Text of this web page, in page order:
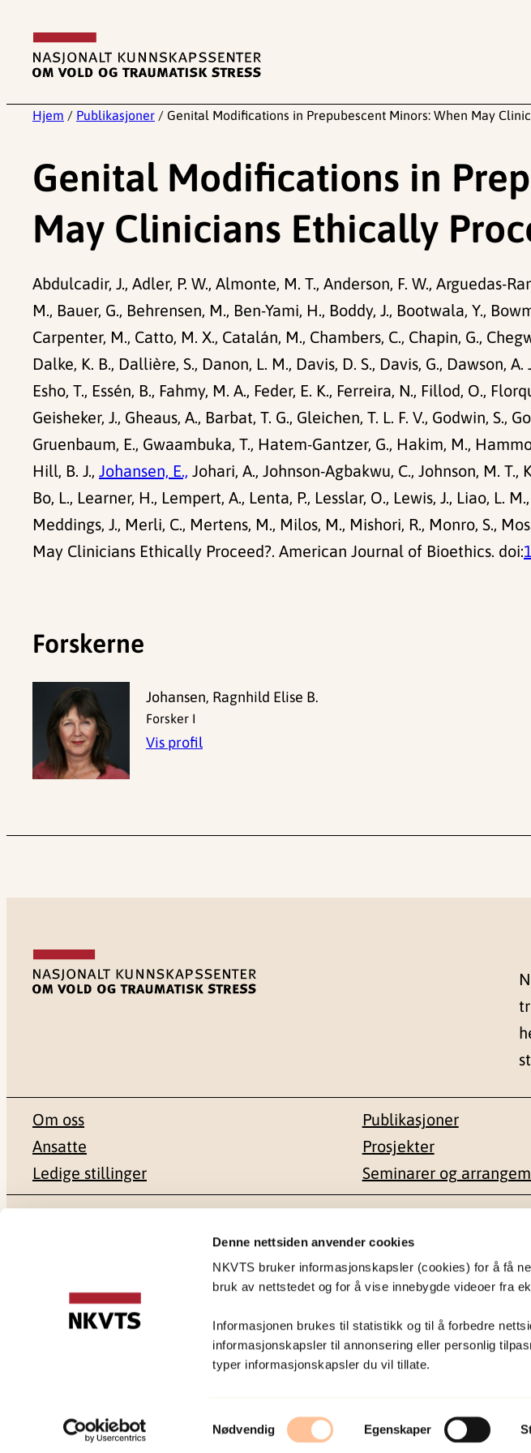
Denne nettsiden anvender cookies
NKVTS bruker informasjonskapsler (cookies) for å få
bruk av nettstedet og for å vise innebygde videoer fra
Informasjonen brukes til statistikk og til å forbedre
informasjonskapsler til annonsering eller personlig
typer informasjonskapsler du vil tillate.
Samtykkevalg
Nødvendig Egenskaper
innhold
Hjem / Publikasjoner / Genital Modifications in Prepubescent Minors: When May
Genital Modifications in
May Clinicians Ethically
Abdulcadir, J., Adler, P. W., Almonte, M. T., Anderson, F. W., Arguedas-
M., Bauer, G., Behrensen, M., Ben-Yami, H., Boddy, J., Bootwala, Y.,
Carpenter, M., Catto, M. X., Catalán, M., Chambers, C., Chapin, G.,
Dalke, K. B., Dallière, S., Danon, L. M., Davis, D. S., Davis, G., Dawson,
Esho, T., Essén, B., Fahmy, M. A., Feder, E. K., Ferreira, N., Fillod, O.,
Geisheker, J., Gheaus, A., Barbat, T. G., Gleichen, T. L. F. V., Godwin, S.,
Gruenbaum, E., Gwaambuka, T., Hatem-Gantzer, G., Hakim, M.,
Hill, B. J., Johansen, E., Johari, A., Johnson-Agbakwu, C., Johnson, M. T.,
Bo, L., Learner, H., Lempert, A., Lenta, P., Lesslar, O., Lewis, J., Liao, L.
Meddings, J., Merli, C., Mertens, M., Milos, M., Mishori, R., Monro, S.,
May Clinicians Ethically Proceed?. American Journal of Bioethics. doi:
Forskerne
Johansen, Ragnhild Elise B.
Forsker I
Vis profil
Om oss
Ansatte
Ledige stillinger
Publikasjoner
Prosjekter
Seminarer og
0409 Oslo
Besøksadresse
Gullhaugveien 1-3